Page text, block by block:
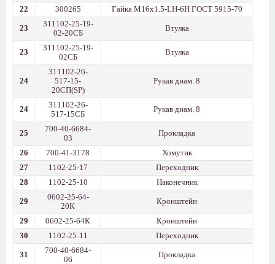
22
300265 Гайка М16х1.5-LН-6Н ГОСТ 5915-70
23
311102-25-19-
02-20СБ
Втулка
23
311102-25-19-
02СБ
Втулка
24
311102-26-
517-15-
20СП(SP)
Рукав диам. 8
24
311102-26-
517-15СБ
Рукав диам. 8
25
700-40-6684-
03
Прокладка
26 700-41-3178
Хомутик
27
1102-25-17
Переходник
28
1102-25-10 Наконечник
29
0602-25-64-
20К
Кронштейн
29 0602-25-64К
Кронштейн
30
1102-25-11 Переходник
31
700-40-6684-
06
Прокладка